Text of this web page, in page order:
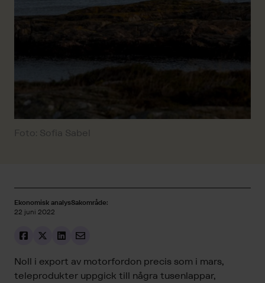
Foto: Sofia Sabel
Ekonomisk analys
22 juni 2022
Sakområde:
Noll i export av motorfordon precis som i mars,
teleprodukter uppgick till några tusenlappar,